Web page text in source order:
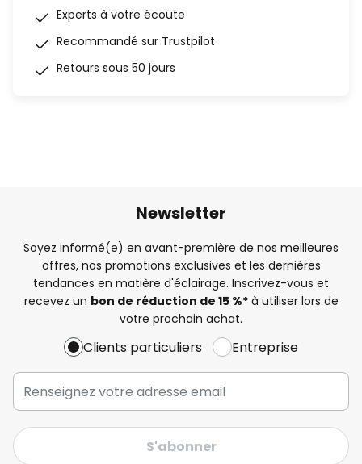
Experts à votre écoute
Recommandé sur Trustpilot
Retours sous 50 jours
Newsletter
Soyez informé(e) en avant-première de nos meilleures
offres, nos promotions exclusives et les dernières
tendances en matière d'éclairage. Inscrivez-vous et
recevez un bon de réduction de 15 %*à utiliser lors de
votre prochain achat.
Clients particuliers Entreprise
S'abonner